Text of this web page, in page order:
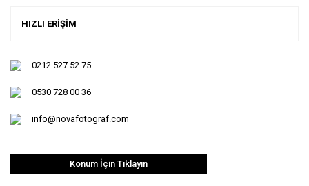
HIZLI ERİŞİM
0212 527 52 75
0530 728 00 36
info@novafotograf.com
Konum İçin Tıklayın